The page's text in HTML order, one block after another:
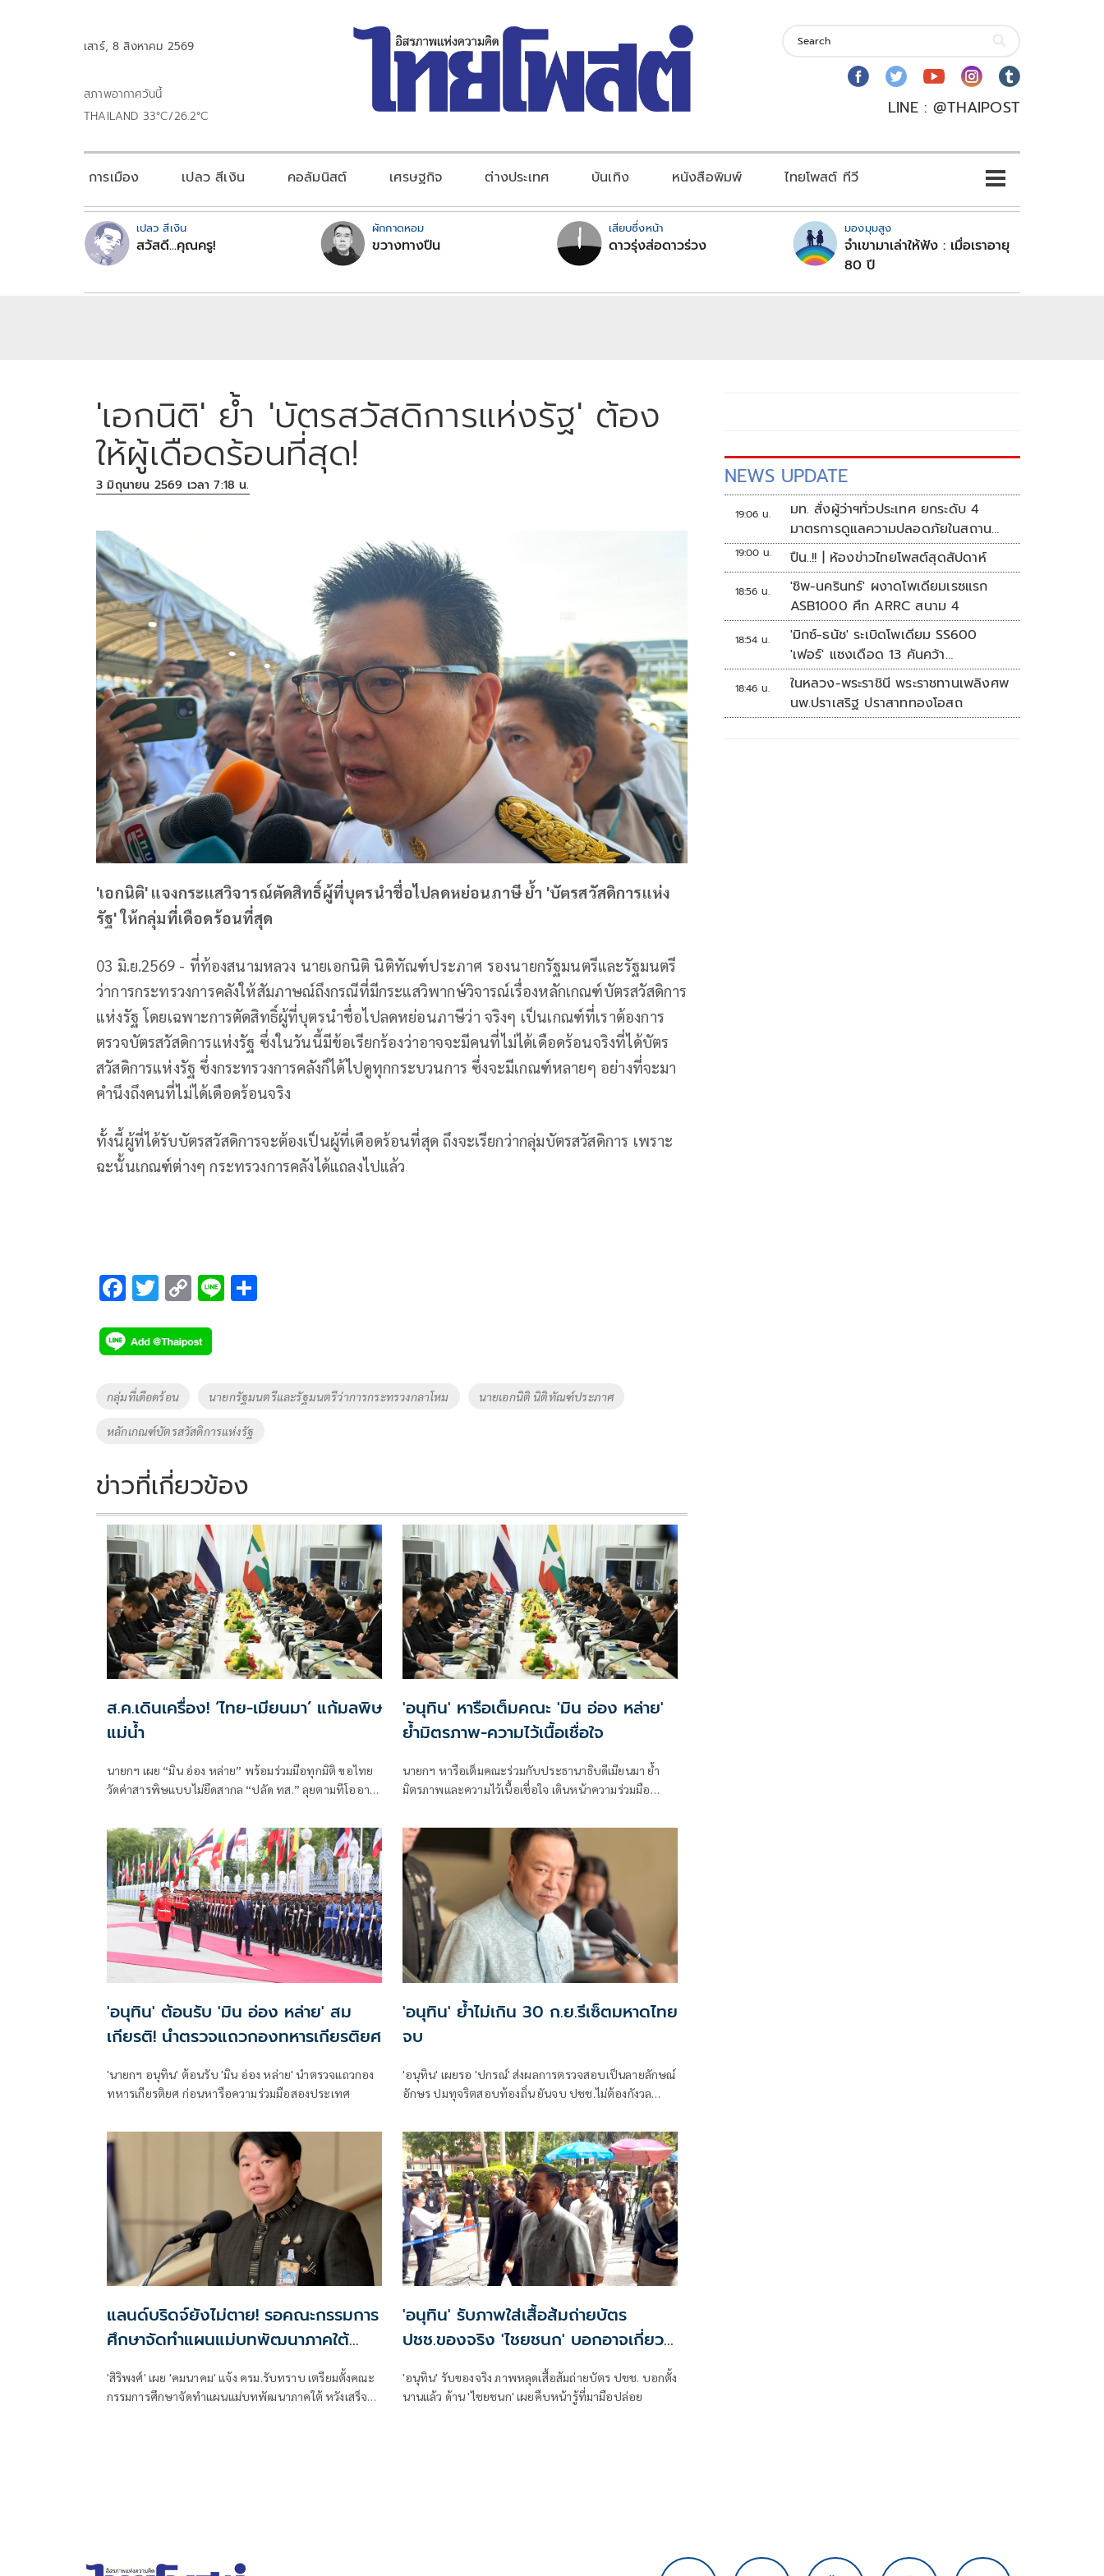
เสาร์, 8 สิงหาคม 2569
สภาพอากาศวันนี้
THAILAND 33°C/26.2°C
LINE : @THAIPOST
การเมือง เปลว สีเงิน คอลัมนิสต์ เศรษฐกิจ ต่างประเทศ บันเทิง หนังสือพิมพ์ ไทยโพสต์ ทีวี
เปลว สีเงิน
สวัสดี...คุณครู!
ผักกาดหอม
ขวางทางปืน
เสียบซึ่งหน้า
ดาวรุ่งส่อดาวร่วง
มองมุมสูง
จำเขามาเล่าให้ฟัง : เมื่อเราอายุ
80 ปี
'เอกนิติ' ย้ำ 'บัตรสวัสดิการแห่งรัฐ' ต้อง
ให้ผู้เดือดร้อนที่สุด!
3 มิถุนายน 2569 เวลา 7:18 น.
'เอกนิติ' แจงกระแสวิจารณ์ตัดสิทธิ์ผู้ที่บุตรนำชื่อไปลดหย่อนภาษี ย้ำ 'บัตรสวัสดิการแห่ง
รัฐ' ให้กลุ่มที่เดือดร้อนที่สุด
03 มิ.ย.2569 - ที่ท้องสนามหลวง นายเอกนิติ นิติทัณฑ์ประภาศ รองนายกรัฐมนตรีและรัฐมนตรี
ว่าการกระทรวงการคลังให้สัมภาษณ์ถึงกรณีที่มีกระแสวิพากษ์วิจารณ์เรื่องหลักเกณฑ์บัตรสวัสดิการ
แห่งรัฐ โดยเฉพาะการตัดสิทธิ์ผู้ที่บุตรนำชื่อไปลดหย่อนภาษีว่า จริงๆ เป็นเกณฑ์ที่เราต้องการ
ตรวจบัตรสวัสดิการแห่งรัฐ ซึ่งในวันนี้มีข้อเรียกร้องว่าอาจจะมีคนที่ไม่ได้เดือดร้อนจริงที่ได้บัตร
สวัสดิการแห่งรัฐ ซึ่งกระทรวงการคลังก็ได้ไปดูทุกกระบวนการ ซึ่งจะมีเกณฑ์หลายๆ อย่างที่จะมา
คำนึงถึงคนที่ไม่ได้เดือดร้อนจริง
ทั้งนี้ผู้ที่ได้รับบัตรสวัสดิการจะต้องเป็นผู้ที่เดือดร้อนที่สุด ถึงจะเรียกว่ากลุ่มบัตรสวัสดิการ เพราะ
ฉะนั้นเกณฑ์ต่างๆ กระทรวงการคลังได้แถลงไปแล้ว
F
e
b
o
k
T
tt
er
C
p
y
Li
n
k
Li
Tags
กลุ่มที่เดือดร้อน นายกรัฐมนตรีและรัฐมนตรีว่าการกระทรวงกลาโหม นายเอกนิติ นิติทัณฑ์ประภาศ
หลักเกณฑ์บัตรสวัสดิการแห่งรัฐ
ข่าวที่เกี่ยวข้อง
ส.ค.เดินเครื่อง! ‘ไทย-เมียนมา’ แก้มลพิษ
แม่นํ้า
นายกฯ เผย “มิน อ่อง หล่าย” พร้อมร่วมมือทุกมิติ ขอไทย
วัดค่าสารพิษแบบไม่ยึดสากล “ปลัด ทส.” ลุยตามทีโออาร์
ยุทธศาสตร์การทูตไทยบนเวทีโลก
'อนุทิน' หารือเต็มคณะ 'มิน อ่อง หล่าย'
ย้ำมิตรภาพ-ความไว้เนื้อเชื่อใจ
นายกฯ หารือเต็มคณะร่วมกับประธานาธิบดีเมียนมา ย้ำ
มิตรภาพและความไว้เนื้อเชื่อใจ เดินหน้าความร่วมมือ
-จัดการคุณภาพน้ำ -เทคโนโลยีอวกาศ
'อนุทิน' ต้อนรับ 'มิน อ่อง หล่าย' สม
เกียรติ! นำตรวจแถวกองทหารเกียรติยศ
'นายกฯ อนุทิน' ต้อนรับ 'มิน อ่อง หล่าย' นำตรวจแถวกอง
ทหารเกียรติยศ ก่อนหารือความร่วมมือสองประเทศ
'อนุทิน' ย้ำไม่เกิน 30 ก.ย.รีเซ็ตมหาดไทย
จบ
'อนุทิน' เผยรอ 'ปกรณ์' ส่งผลการตรวจสอบเป็นลายลักษณ์
อักษร ปมทุจริตสอบท้องถิ่น ยันจบ ปชช.ไม่ต้องกังวล
บอกไม่มีใครวิ่งเต้นได้ ชี้รีเซ็ต มท.จบใน ก.ย.นี้
แลนด์บริดจ์ยังไม่ตาย! รอคณะกรรมการ
ศึกษาจัดทำแผนแม่บทพัฒนาภาคใต้
'สิริพงศ์' เผย 'คมนาคม' แจ้ง ครม.รับทราบ เตรียมตั้งคณะ
กรรมการศึกษาจัดทำแผนแม่บทพัฒนาภาคใต้ หวังเสร็จ
'อนุทิน' รับภาพใส่เสื้อส้มถ่ายบัตร
ปชช.ของจริง 'ไชยชนก' บอกอาจเกี่ยว
'อนุทิน' รับของจริง ภาพหลุดเสื้อส้มถ่ายบัตร ปชช. บอกตั้ง
นานแล้ว ด้าน 'ไชยชนก' เผยคืบหน้ารู้ที่มามือปล่อย
NEWS UPDATE
19:06 น.
มท. สั่งผู้ว่าฯทั่วประเทศ ยกระดับ 4
มาตรการดูแลความปลอดภัยในสถาน
ศึกษา
19:00 น. ปืน..!! | ห้องข่าวไทยโพสต์สุดสัปดาห์
18:56 น.
'ชิพ-นครินทร์' ผงาดโพเดียมเรซแรก
ASB1000 ศึก ARRC สนาม 4
18:54 น.
'มิกซ์-ธนัช' ระเบิดโพเดียม SS600
'เฟอร์' แซงเดือด 13 คันคว้า
แต้ม ศึก ARRC สนาม 4
18:46 น.
ในหลวง-พระราชินี พระราชทานเพลิงศพ
นพ.ปราเสริฐ ปราสาททองโอสถ